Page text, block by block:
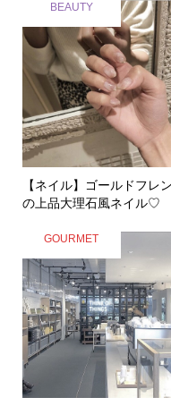
BEAUTY
【ネイル】ゴールドフレ
の上品大理石風ネイル♡
GOURMET